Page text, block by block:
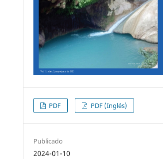
PDF PDF (Inglés)
Publicado
2024-01-10